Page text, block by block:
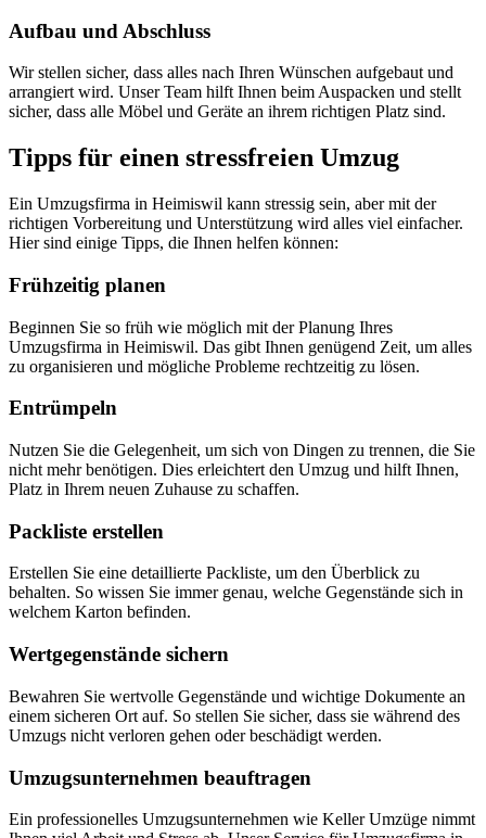
Aufbau und Abschluss
Wir stellen sicher, dass alles nach Ihren Wünschen aufgebaut und
arrangiert wird. Unser Team hilft Ihnen beim Auspacken und stellt
sicher, dass alle Möbel und Geräte an ihrem richtigen Platz sind.
Tipps für einen stressfreien Umzug
Ein Umzugsfirma in Heimiswil kann stressig sein, aber mit der
richtigen Vorbereitung und Unterstützung wird alles viel einfacher.
Hier sind einige Tipps, die Ihnen helfen können:
Frühzeitig planen
Beginnen Sie so früh wie möglich mit der Planung Ihres
Umzugsfirma in Heimiswil. Das gibt Ihnen genügend Zeit, um alles
zu organisieren und mögliche Probleme rechtzeitig zu lösen.
Entrümpeln
Nutzen Sie die Gelegenheit, um sich von Dingen zu trennen, die Sie
nicht mehr benötigen. Dies erleichtert den Umzug und hilft Ihnen,
Platz in Ihrem neuen Zuhause zu schaffen.
Packliste erstellen
Erstellen Sie eine detaillierte Packliste, um den Überblick zu
behalten. So wissen Sie immer genau, welche Gegenstände sich in
welchem Karton befinden.
Wertgegenstände sichern
Bewahren Sie wertvolle Gegenstände und wichtige Dokumente an
einem sicheren Ort auf. So stellen Sie sicher, dass sie während des
Umzugs nicht verloren gehen oder beschädigt werden.
Umzugsunternehmen beauftragen
Ein professionelles Umzugsunternehmen wie Keller Umzüge nimmt